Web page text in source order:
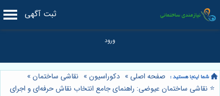
ثبت آگهی
صفحه اصلی » دکوراسیون » نقاشی ساختمان »
⭐️ نقاشی ساختمان عیوضی: راهنمای جامع انتخاب نقاش حرفه‌ای و اجرای